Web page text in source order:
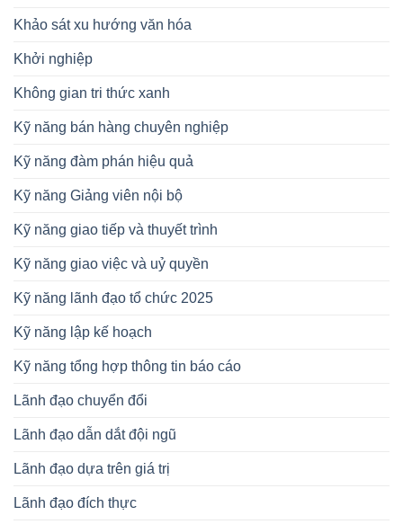
Khảo sát xu hướng văn hóa
Khởi nghiệp
Không gian tri thức xanh
Kỹ năng bán hàng chuyên nghiệp
Kỹ năng đàm phán hiệu quả
Kỹ năng Giảng viên nội bộ
Kỹ năng giao tiếp và thuyết trình
Kỹ năng giao việc và uỷ quyền
Kỹ năng lãnh đạo tổ chức 2025
Kỹ năng lập kế hoạch
Kỹ năng tổng hợp thông tin báo cáo
Lãnh đạo chuyển đổi
Lãnh đạo dẫn dắt đội ngũ
Lãnh đạo dựa trên giá trị
Lãnh đạo đích thực